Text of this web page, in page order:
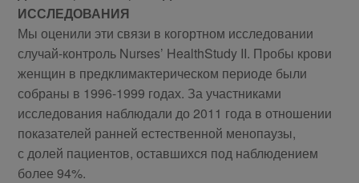
ИССЛЕДОВАНИЯ
Мы оценили эти связи в когортном исследовании
случай-контроль Nurses’ HealthStudy II. Пробы крови
женщин в предклимактерическом периоде были
собраны в 1996-1999 годах. За участниками
исследования наблюдали до 2011 года в отношении
показателей ранней естественной менопаузы,
с долей пациентов, оставшихся под наблюдением
более 94%.